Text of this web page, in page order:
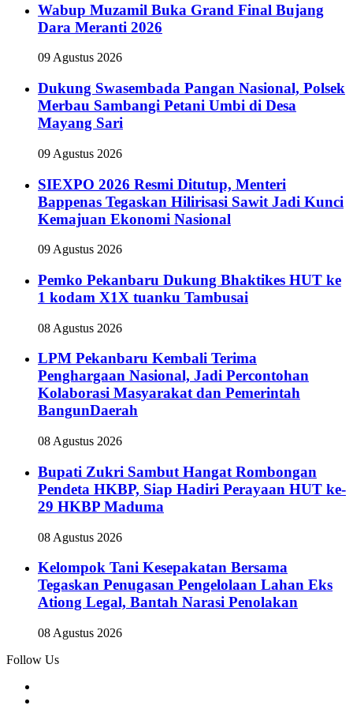
Wabup Muzamil Buka Grand Final Bujang
Dara Meranti 2026
09 Agustus 2026
Dukung Swasembada Pangan Nasional, Polsek
Merbau Sambangi Petani Umbi di Desa
Mayang Sari
09 Agustus 2026
SIEXPO 2026 Resmi Ditutup, Menteri
Bappenas Tegaskan Hilirisasi Sawit Jadi Kunci
Kemajuan Ekonomi Nasional
09 Agustus 2026
Pemko Pekanbaru Dukung Bhaktikes HUT ke
1 kodam X1X tuanku Tambusai
08 Agustus 2026
‎LPM Pekanbaru Kembali Terima
Penghargaan Nasional, Jadi Percontohan
Kolaborasi Masyarakat dan Pemerintah
BangunDaerah
08 Agustus 2026
Bupati Zukri Sambut Hangat Rombongan
Pendeta HKBP, Siap Hadiri Perayaan HUT ke-
29 HKBP Maduma
08 Agustus 2026
‎Kelompok Tani Kesepakatan Bersama
Tegaskan Penugasan Pengelolaan Lahan Eks
Ationg Legal, Bantah Narasi Penolakan
08 Agustus 2026
Follow Us